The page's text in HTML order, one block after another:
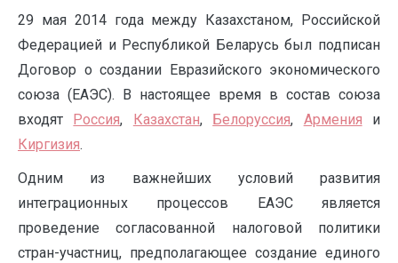
29 мая 2014 года между Казахстаном, Российской
Федерацией и Республикой Беларусь был подписан
Договор о создании Евразийского экономического
союза (ЕАЭС). В настоящее время в состав союза
входят Россия, Казахстан, Белоруссия, Армения и
Киргизия.
Одним из важнейших условий развития
интеграционных процессов ЕАЭС является
проведение согласованной налоговой политики
стран-участниц, предполагающее создание единого